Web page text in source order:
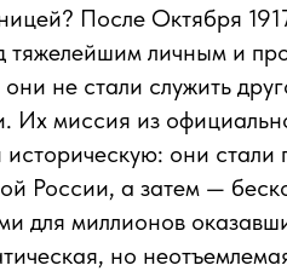
После Октября
тяжелейшим личным и
они не стали служить
Их миссия из
они
России, а затем —
для миллионов
но